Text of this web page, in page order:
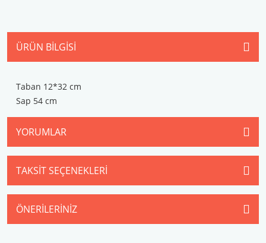
ÜRÜN BILGISI
Taban 12*32 cm
Sap 54 cm
YORUMLAR
TAKSIT SEÇENEKLERI
ÖNERILERINIZ